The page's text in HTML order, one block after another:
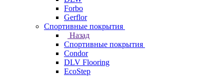
Forbo
Gerflor
Спортивные покрытия
Назад
Спортивные покрытия
Condor
DLV Flooring
EcoStep